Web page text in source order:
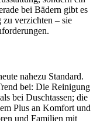
bei Bädern gibt es
zu verzichten – sie
nahezu Standard.
bei: Die Reinigung
bei Duschtassen; die
Plus an Komfort und
und Familien mit